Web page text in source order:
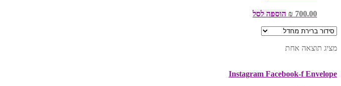
₪ 700.00 הוספה לסל
מציג תוצאה אחת
Instagram Facebook-f Envelope